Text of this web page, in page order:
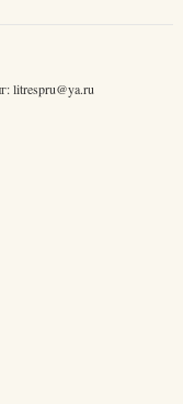
litrespru@ya.ru